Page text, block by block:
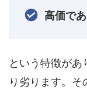
高価であ
という特徴があ
り劣ります。